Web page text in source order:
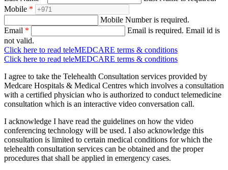
Mobile *
Mobile Number is required.
Email * Email is required. Email id is
not valid.
Click here to read teleMEDCARE terms & conditions
Click here to read teleMEDCARE terms & conditions
I agree to take the Telehealth Consultation services provided by
Medcare Hospitals & Medical Centres which involves a consultation
with a certified physician who is authorized to conduct telemedicine
consultation which is an interactive video conversation call.
I acknowledge I have read the guidelines on how the video
conferencing technology will be used. I also acknowledge this
consultation is limited to certain medical conditions for which the
telehealth consultation services can be obtained and the proper
procedures that shall be applied in emergency cases.